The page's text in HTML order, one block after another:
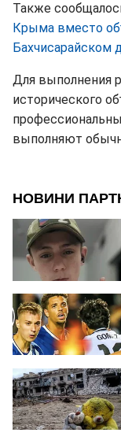
Также
Крыма вместо
Бахчисарайском
Для выполнения
исторического
выполняют